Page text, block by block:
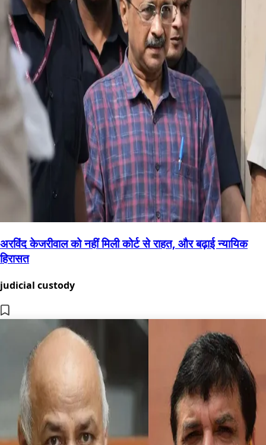
अरविंद केजरीवाल को नहीं मिली कोर्ट से राहत, और बढ़ाई न्यायिक
हिरासत
judicial custody